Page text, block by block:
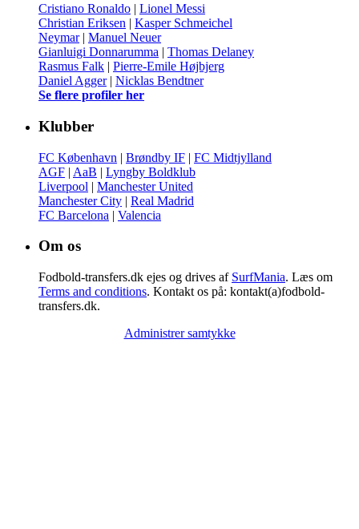
Cristiano Ronaldo | Lionel Messi
Christian Eriksen | Kasper Schmeichel
Neymar| Manuel Neuer
Gianluigi Donnarumma | Thomas Delaney
Rasmus Falk | Pierre-Emile Højbjerg
Daniel Agger| Nicklas Bendtner
Se flere profiler her
Klubber
FC København | Brøndby IF | FC Midtjylland
AGF | AaB | Lyngby Boldklub
Liverpool | Manchester United
Manchester City | Real Madrid
FC Barcelona | Valencia
Om os
Fodbold-transfers.dk ejes og drives af SurfMania. Læs om
Terms and conditions. Kontakt os på: kontakt(a)fodbold-
transfers.dk.
Administrer samtykke